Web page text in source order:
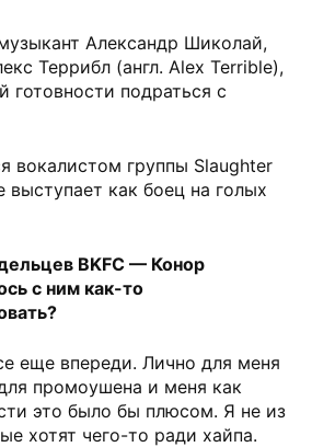
Александр Шиколай,
Террибл (англ. Alex Terrible),
готовности подраться с
вокалистом группы Slaughter
выступает как боец на голых
BKFC — Конор
с ним как-то
еще впереди. Лично для меня
промоушена и меня как
это было бы плюсом. Я не из
хотят чего-то ради хайпа.